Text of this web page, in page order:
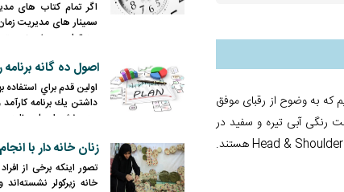
که به وضوح از رقبای موفق
رنگی آبی تیره و سفید در
کرم‌های مرطوب‌کننده (تقلید مستقیم از Nivea) یا طراحی بطری‌های شامپو که صرفاً با تغییر لیبل، مشابه نمونه‌های L'Oréal یا Head & Shoulders هستند.
اگر تمام کتاب های
سمینار های مدیریت
مدیریت زمان آشنا
کارآفرینان است.
اصول ده گانه
اولين قدم براي استفاده
داشتن يك برنامه
سه بخش اصول برنامه
آگاهي و عمل به اين
موفقي را براي خودتان رقم
زنان خانه دار با
تصور اینکه برخی از
خانه زیرکولر